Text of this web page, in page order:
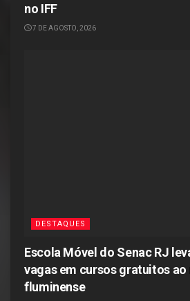
no IFF
7 DE AGOSTO, 2026
DESTAQUES
Escola Móvel do Senac RJ
vagas em cursos gratuitos
fluminense